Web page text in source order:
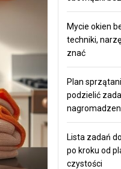
Mycie okien
techniki,
znać
Plan
podzielić
Lista zadań
po kroku od
czystości